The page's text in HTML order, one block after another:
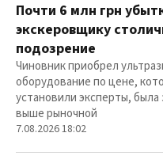
Почти 6 млн грн
экскеровщику
подозрение
Чиновник приобрел
оборудование по цене,
установили эксперты, была
выше рыночной
7.08.2026 18:02